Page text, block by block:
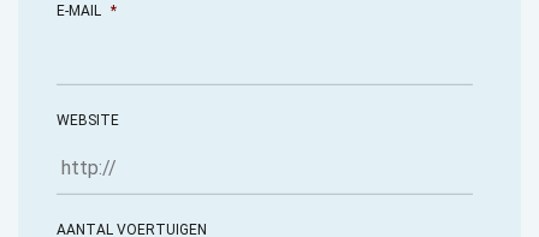
E-MAIL *
WEBSITE
AANTAL VOERTUIGEN